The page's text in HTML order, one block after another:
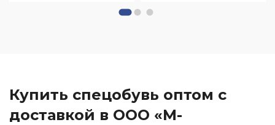
Купить спецобувь оптом с
доставкой в ООО «М-